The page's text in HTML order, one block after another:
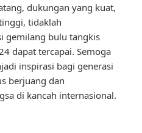
dukungan yang kuat,
tidaklah
gemilang bulu tangkis
dapat tercapai. Semoga
inspirasi bagi generasi
berjuang dan
di kancah internasional.